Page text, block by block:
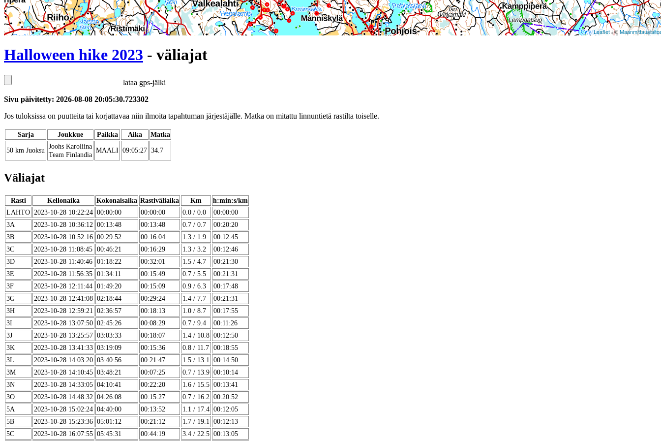
Leaflet| ©
Halloween hike 2023 - väliajat
lataa gps-jälki
Sivu päivitetty: 2026-08-08 20:05:30.723302
Jos tuloksissa on puutteita tai korjattavaa niin ilmoita tapahtuman järjestäjälle. Matka on mitattu linnuntietä rastilta toiselle.
Sarja Joukkue Paikka Aika
Matka
50 km Juoksu Joohs Karoliina
Team Finlandia
MAALI 09:05:27 34.7
Väliajat
Rasti Kellonaika Kokonaisaika Rastiväliaika Km
h:min:s/km
LAHTO 2023-10-28 10:22:24 00:00:00 00:00:00 0.0 / 0.0
00:00:00
3A
2023-10-28 10:36:12 00:13:48 00:13:48 0.7 / 0.7
00:20:20
3B
2023-10-28 10:52:16 00:29:52 00:16:04 1.3 / 1.9
00:12:45
3C
2023-10-28 11:08:45 00:46:21 00:16:29 1.3 / 3.2
00:12:46
3D
2023-10-28 11:40:46 01:18:22 00:32:01 1.5 / 4.7
00:21:30
3E
2023-10-28 11:56:35 01:34:11 00:15:49 0.7 / 5.5
00:21:31
3F
2023-10-28 12:11:44 01:49:20 00:15:09 0.9 / 6.3
00:17:48
3G
2023-10-28 12:41:08 02:18:44 00:29:24 1.4 / 7.7
00:21:31
3H
2023-10-28 12:59:21 02:36:57 00:18:13 1.0 / 8.7
00:17:55
3I
2023-10-28 13:07:50 02:45:26 00:08:29 0.7 / 9.4
00:11:26
3J
2023-10-28 13:25:57 03:03:33 00:18:07 1.4 / 10.8 00:12:50
3K
2023-10-28 13:41:33 03:19:09 00:15:36 0.8 / 11.7 00:18:55
3L
2023-10-28 14:03:20 03:40:56 00:21:47 1.5 / 13.1
00:14:50
3M
2023-10-28 14:10:45 03:48:21 00:07:25 0.7 / 13.9 00:10:14
3N
2023-10-28 14:33:05 04:10:41 00:22:20 1.6 / 15.5 00:13:41
3O
2023-10-28 14:48:32 04:26:08 00:15:27 0.7 / 16.2 00:20:52
5A
2023-10-28 15:02:24 04:40:00 00:13:52 1.1 / 17.4 00:12:05
5B
2023-10-28 15:23:36 05:01:12 00:21:12 1.7 / 19.1
00:12:13
5C
2023-10-28 16:07:55 05:45:31 00:44:19 3.4 / 22.5 00:13:05